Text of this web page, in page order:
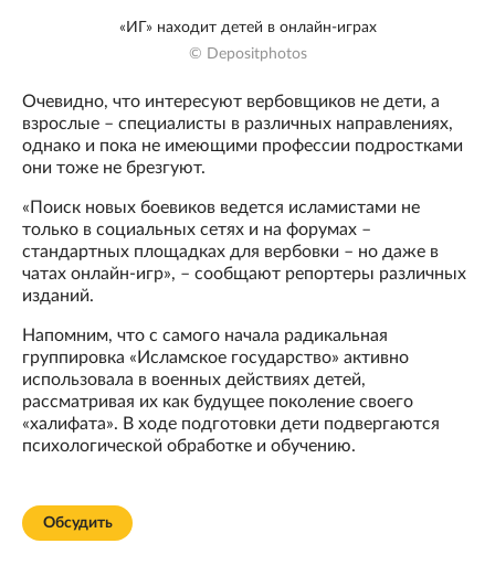
«ИГ» находит детей в онлайн-играх
© Depositphotos
Очевидно, что интересуют вербовщиков не дети, а
взрослые – специалисты в различных направлениях,
однако и пока не имеющими профессии подростками
они тоже не брезгуют.
«Поиск новых боевиков ведется исламистами не
только в социальных сетях и на форумах –
стандартных площадках для вербовки – но даже в
чатах онлайн-игр», – сообщают репортеры различных
изданий.
Напомним, что с самого начала радикальная
группировка «Исламское государство» активно
использовала в военных действиях детей,
рассматривая их как будущее поколение своего
«халифата». В ходе подготовки дети подвергаются
психологической обработке и обучению.
Обсудить